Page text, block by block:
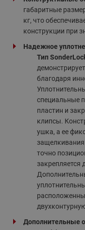
габаритные
кг, что
конструкции при
Надежное
Тип
благодаря
специальные
пластин и
клипсы.
ушка, а ее
точно
закрепляется
Дополнительные